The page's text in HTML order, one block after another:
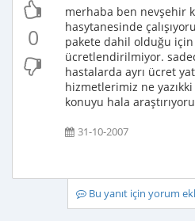
0
merhaba ben nevşehir
hasytanesinde
pakete dahil olduğu için
ücretlendirilmiyor.
hastalarda ayrı ücret
hizmetlerimiz ne
konuyu hala
31-10-2007
Bu yanıt için yorum